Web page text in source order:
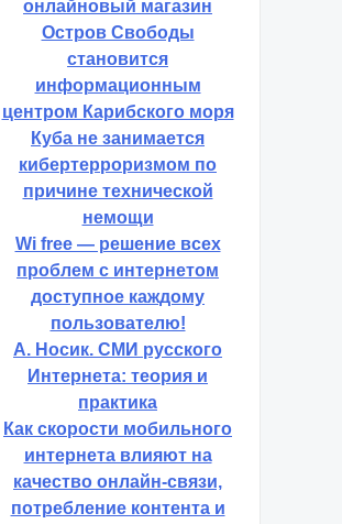
онлайновый магазин
Остров Свободы
становится
информационным
центром Карибского моря
Куба не занимается
кибертерроризмом по
причине технической
немощи
Wi free — решение всех
проблем с интернетом
доступное каждому
пользователю!
А. Носик. СМИ русского
Интернета: теория и
практика
Как скорости мобильного
интернета влияют на
качество онлайн-связи,
потребление контента и